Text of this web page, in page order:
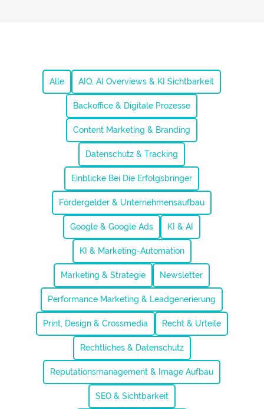
AIO, AI Overviews & KI Sichtbarkeit
Alle
Backoffice & Digitale Prozesse
Content Marketing & Branding
Datenschutz & Tracking
Einblicke Bei Die Erfolgsbringer
Fördergelder & Unternehmensaufbau
Google & Google Ads KI & AI
KI & Marketing-Automation
Marketing & Strategie Newsletter
Performance Marketing & Leadgenerierung
Print, Design & Crossmedia Recht & Urteile
Rechtliches & Datenschutz
Reputationsmanagement & Image Aufbau
SEO & Sichtbarkeit